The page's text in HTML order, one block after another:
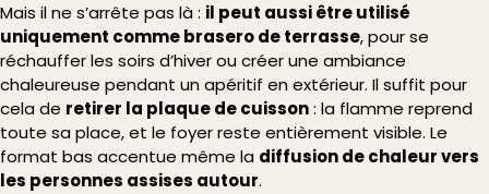
Mais il ne s’arrête pas là : il peut aussi être utilisé
uniquement comme brasero de terrasse, pour se
réchauffer les soirs d’hiver ou créer une ambiance
chaleureuse pendant un apéritif en extérieur. Il suffit pour
cela de retirer la plaque de cuisson: la flamme reprend
toute sa place, et le foyer reste entièrement visible. Le
format bas accentue même la diffusion de chaleur vers
les personnes assises autour.